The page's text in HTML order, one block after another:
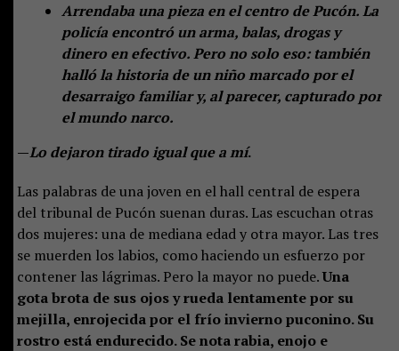
Arrendaba una pieza en el centro de Pucón. La
policía encontró un arma, balas, drogas y
dinero en efectivo. Pero no solo eso: también
halló la historia de un niño marcado por el
desarraigo familiar y, al parecer, capturado por
el mundo narco.
—Lo dejaron tirado igual que a mí.
Las palabras de una joven en el hall central de espera
del tribunal de Pucón suenan duras. Las escuchan otras
dos mujeres: una de mediana edad y otra mayor. Las tres
se muerden los labios, como haciendo un esfuerzo por
contener las lágrimas. Pero la mayor no puede.Una
gota brota de sus ojos y rueda lentamente por su
mejilla, enrojecida por el frío invierno puconino. Su
rostro está endurecido. Se nota rabia, enojo e